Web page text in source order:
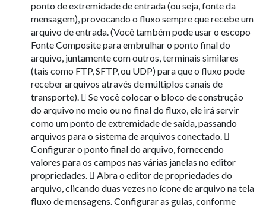
ponto de extremidade de entrada (ou seja, fonte da
mensagem), provocando o fluxo sempre que recebe um
arquivo de entrada. (Você também pode usar o escopo
Fonte Composite para embrulhar o ponto final do
arquivo, juntamente com outros, terminais similares
(tais como FTP, SFTP, ou UDP) para que o fluxo pode
receber arquivos através de múltiplos canais de
transporte).  Se você colocar o bloco de construção
do arquivo no meio ou no final do fluxo, ele irá servir
como um ponto de extremidade de saída, passando
arquivos para o sistema de arquivos conectado. 
Configurar o ponto final do arquivo, fornecendo
valores para os campos nas várias janelas no editor
propriedades.  Abra o editor de propriedades do
arquivo, clicando duas vezes no ícone de arquivo na tela
fluxo de mensagens. Configurar as guias, conforme